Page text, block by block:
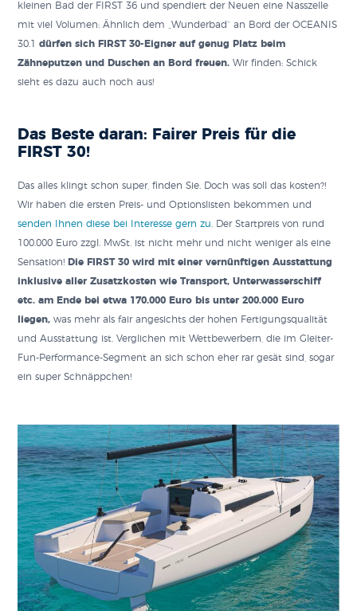
kleinen Bad der FIRST 36 und spendiert der Neuen eine Nasszelle
mit viel Volumen: Ähnlich dem „Wunderbad“ an Bord der OCEANIS
30.1dürfen sich FIRST 30-Eigner auf genug Platz beim
Zähneputzen und Duschen an Bord freuen. Wir finden: Schick
sieht es dazu auch noch aus!
Das Beste daran: Fairer Preis für die
FIRST 30!
Das alles klingt schon super, finden Sie. Doch was soll das kosten?!
Wir haben die ersten Preis- und Optionslisten bekommen und
senden Ihnen diese bei Interesse gern zu
. Der Startpreis von rund
100.000 Euro zzgl. MwSt. ist nicht mehr und nicht weniger als eine
Sensation! Die FIRST 30 wird mit einer vernünftigen Ausstattung
inklusive aller Zusatzkosten wie Transport, Unterwasserschiff
etc. am Ende bei etwa 170.000 Euro bis unter 200.000 Euro
liegen, was mehr als fair angesichts der hohen Fertigungsqualität
und Ausstattung ist. Verglichen mit Wettbewerbern, die im Gleiter-
Fun-Performance-Segment an sich schon eher rar gesät sind, sogar
ein super Schnäppchen!